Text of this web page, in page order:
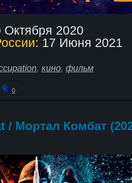
Октября 2020
17 Июня 2021
, кино, фильм
0
/ Мортал Комбат